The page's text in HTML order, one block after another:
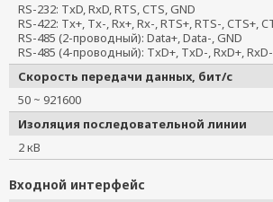
RS-232: TxD, RxD, RTS, CTS, GND
RS-422: Tx+, Tx-, Rx+, Rx-, RTS+, RTS-, CTS+,
RS-485 (2-проводный): Data+, Data-, GND
RS-485 (4-проводный): TxD+, TxD-, RxD+,
Скорость передачи данных, бит/с
50 ~ 921600
Изоляция последовательной линии
2 кВ
Входной интерфейс